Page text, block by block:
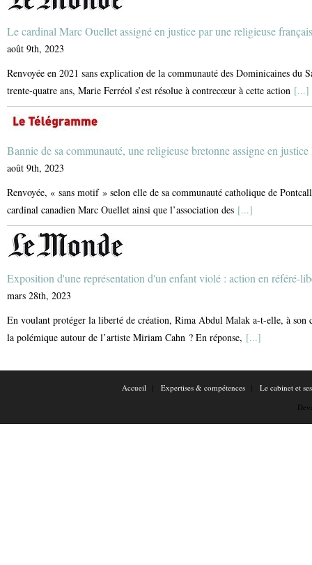
Le cardinal Marc Ouellet assigné en justice par une religieuse
août 9th, 2023
Renvoyée en 2021 sans explication de la communauté des Dominicaines
trente-quatre ans, Marie Ferréol s’est résolue à contrecœur à cette action [...]
Bannie de sa communauté, une religieuse bretonne assigne en
août 9th, 2023
Renvoyée, « sans motif » selon elle de sa communauté catholique de
cardinal canadien Marc Ouellet ainsi que l’association des [...]
Exposition d'une représentation d'un enfant violé : action en référé-
mars 28th, 2023
En voulant protéger la liberté de création, Rima Abdul Malak a-t-elle, à
la polémique autour de l’artiste Miriam Cahn ? En réponse, [...]
Accueil Expertises & compétences
Le cabinet et